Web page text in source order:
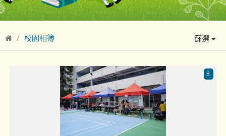
校園相簿 篩選
8